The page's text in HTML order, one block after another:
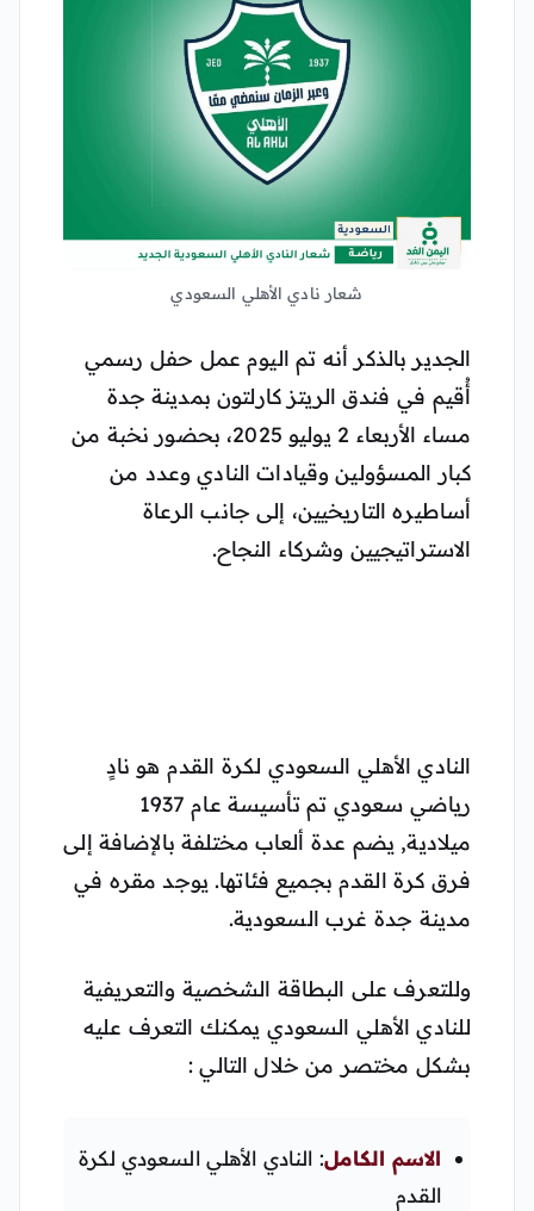
شعار نادي الأهلي السعودي
الجدير بالذكر أنه تم اليوم عمل حفل رسمي
أُقيم في فندق الريتز كارلتون بمدينة جدة
مساء الأربعاء 2 يوليو 2025، بحضور نخبة من
كبار المسؤولين وقيادات النادي وعدد من
أساطيره التاريخيين، إلى جانب الرعاة
الاستراتيجيين وشركاء النجاح.
النادي الأهلي السعودي لكرة القدم هو نادٍ
رياضي سعودي تم تأسيسة عام 1937
ميلادية, يضم عدة ألعاب مختلفة بالإضافة إلى
فرق كرة القدم بجميع فئاتها. يوجد مقره في
مدينة جدة غرب السعودية.
وللتعرف على البطاقة الشخصية والتعريفية
للنادي الأهلي السعودي يمكنك التعرف عليه
بشكل مختصر من خلال التالي :
الاسم الكامل: النادي الأهلي السعودي لكرة
القدم